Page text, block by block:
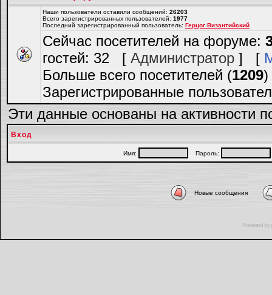
Наши пользователи оставили сообщений: 26203
Всего зарегистрированных пользователей: 1977
Последний зарегистрированный пользователь: Герцог Византийский
Сейчас посетителей на форуме:
гостей: 32 [ Администратор ] [
Больше всего посетителей (1209)
Зарегистрированные
Эти данные основаны на активности
Вход
Имя: Пароль:
Новые сообщения
Powered by